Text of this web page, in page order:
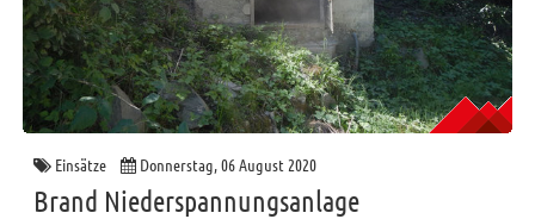
Einsätze Donnerstag, 06 August 2020
Brand Niederspannungsanlage